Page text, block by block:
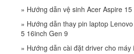
» Hướng dẫn vệ sinh Acer Aspire 15
» Hướng dẫn thay pin laptop
5 16inch Gen 9
» Hướng dẫn cài đặt driver cho máy